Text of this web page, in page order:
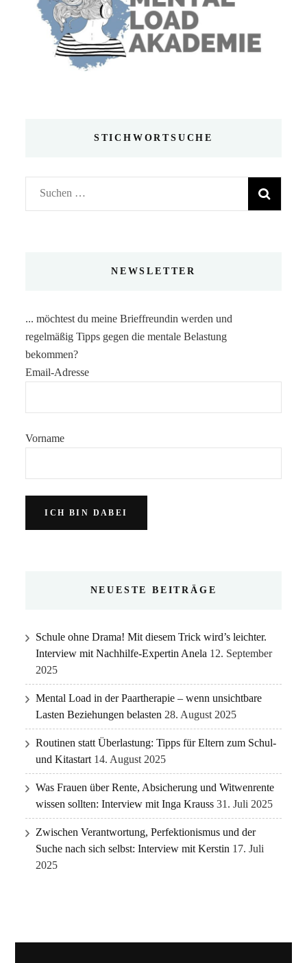
STICHWORTSUCHE
Suchen
nach:
NEWSLETTER
... möchtest du meine Brieffreundin werden und
regelmäßig Tipps gegen die mentale Belastung
bekommen?
Email-Adresse
Vorname
NEUESTE BEITRÄGE
Schule ohne Drama! Mit diesem Trick wird’s leichter.
Interview mit Nachhilfe-Expertin Anela 12. September
2025
Mental Load in der Paartherapie – wenn unsichtbare
Lasten Beziehungen belasten 28. August 2025
Routinen statt Überlastung: Tipps für Eltern zum Schul-
und Kitastart 14. August 2025
Was Frauen über Rente, Absicherung und Witwenrente
wissen sollten: Interview mit Inga Krauss 31. Juli 2025
Zwischen Verantwortung, Perfektionismus und der
Suche nach sich selbst: Interview mit Kerstin 17. Juli
2025